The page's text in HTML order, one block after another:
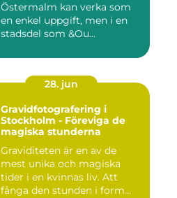
Östermalm kan verka som
en enkel uppgift, men i en
stadsdel som &Ou...
28. jun
Gravidfotografering i
Stockholm - Föreviga de
magiska stunderna
Graviditeten är en av de
mest unika och magiska
tider i en kvinnas liv. Att
fånga den stunden i form...